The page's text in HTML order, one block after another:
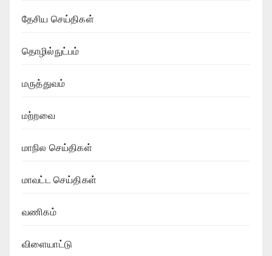
தேசிய செய்திகள்
தொழில்நுட்பம்
மருத்துவம்
மற்றவை
மாநில செய்திகள்
மாவட்ட செய்திகள்
வணிகம்
விளையாட்டு